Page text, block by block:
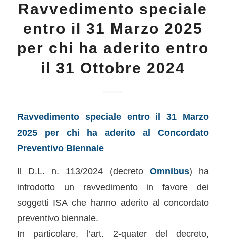
Ravvedimento speciale
entro il 31 Marzo 2025
per chi ha aderito entro
il 31 Ottobre 2024
Ravvedimento speciale entro il 31 Marzo
2025 per chi ha aderito al Concordato
Preventivo Biennale
Il D.L. n. 113/2024 (decretoOmnibus) ha
introdotto un ravvedimento in favore dei
soggetti ISA che hanno aderito al concordato
preventivo biennale.
In particolare, l’art. 2-quater del decreto,